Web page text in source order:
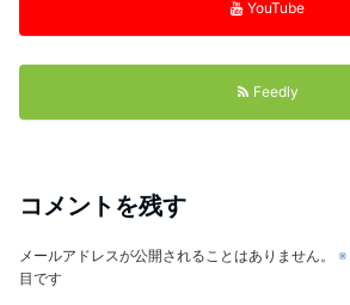
YouTube
Feedly
コメントを残す
メールアドレスが公開されることはありません。 ※
目です